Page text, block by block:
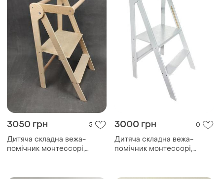
3050 грн 5
Дитяча складна вежа-
помічник монтессорі,
3000 грн 0
Дитяча складна вежа-
помічник монтессорі,